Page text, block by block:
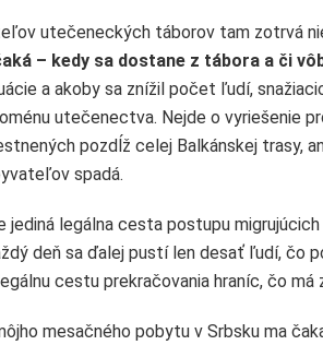
utečeneckých táborov tam zotrvá
– kedy sa dostane z tábora a či
a akoby sa znížil počet ľudí,
utečenectva. Nejde o vyriešenie
pozdĺž celej Balkánskej trasy,
spadá.
jediná legálna cesta postupu
deň sa ďalej pustí len desať ľudí, čo
cestu prekračovania hraníc, čo
mesačného pobytu v Srbsku ma